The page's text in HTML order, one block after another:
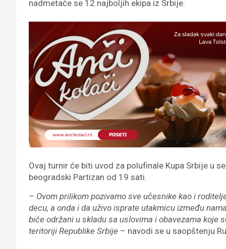
nadmetaće se 12 najboljih ekipa iz Srbije.
Ovaj turnir će biti uvod za polufinale Kupa Srbije u
beogradski Partizan od 19 sati.
– Ovom prilikom pozivamo sve učesnike kao i
decu, a onda i da uživo isprate utakmicu između
biće održani u skladu sa uslovima i obavezama koje
teritoriji Republike Srbije – navodi se u saopštenju